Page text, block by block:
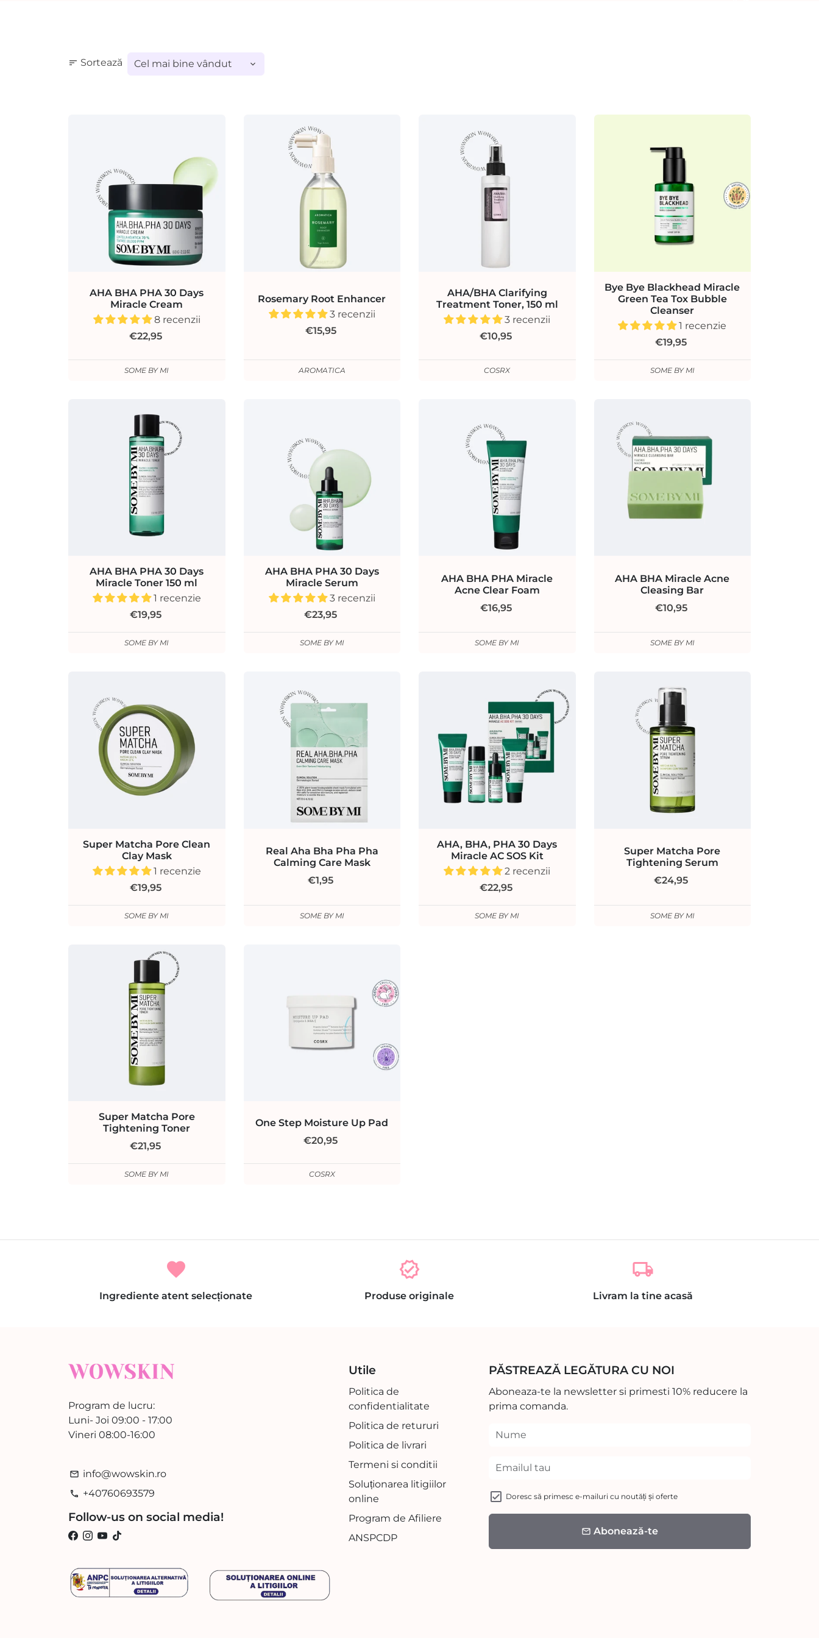
sort Sortează
AHA BHA PHA 30 Days
Miracle Cream
8 recenzii
€22,95
SOME BY MI
Rosemary Root Enhancer
3 recenzii
€15,95
AROMATICA
AHA/BHA Clarifying
Treatment Toner, 150 ml
3 recenzii
€10,95
COSRX
Bye Bye Blackhead Miracle
Green Tea Tox Bubble
Cleanser
1 recenzie
€19,95
SOME BY MI
AHA BHA PHA 30 Days
Miracle Toner 150 ml
1 recenzie
€19,95
SOME BY MI
AHA BHA PHA 30 Days
Miracle Serum
3 recenzii
€23,95
SOME BY MI
AHA BHA PHA Miracle
Acne Clear Foam
€16,95
SOME BY MI
AHA BHA Miracle Acne
Cleasing Bar
€10,95
SOME BY MI
Super Matcha Pore Clean
Clay Mask
1 recenzie
€19,95
SOME BY MI
Real Aha Bha Pha Pha
Calming Care Mask
€1,95
SOME BY MI
AHA, BHA, PHA 30 Days
Miracle AC SOS Kit
2 recenzii
€22,95
SOME BY MI
Super Matcha Pore
Tightening Serum
€24,95
SOME BY MI
Super Matcha Pore
Tightening Toner
€21,95
SOME BY MI
One Step Moisture Up Pad
€20,95
COSRX
favorite
Ingrediente atent selecționate
verified
Produse originale
local_shipping
Livram la tine acasă
Program de lucru:
Luni- Joi 09:00 - 17:00
Vineri 08:00-16:00
email info@wowskin.ro
phone +40760693579
Follow-us on social media!
Utile
Politica de
confidentialitate
Politica de retururi
Politica de livrari
Termeni si conditii
Soluționarea litigiilor
online
Program de Afiliere
ANSPCDP
PĂSTREAZĂ LEGĂTURA CU NOI
Aboneaza-te la newsletter si primesti 10% reducere la
prima comanda.
Doresc să primesc e-mailuri cu noutăți și oferte
email Abonează-te